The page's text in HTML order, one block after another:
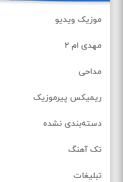
موزیک ویدیو
مهدی ام ۲
مداحی
ریمیکس پیرموزیک
دسته‌بندی نشده
تک آهنگ
تبلیغات